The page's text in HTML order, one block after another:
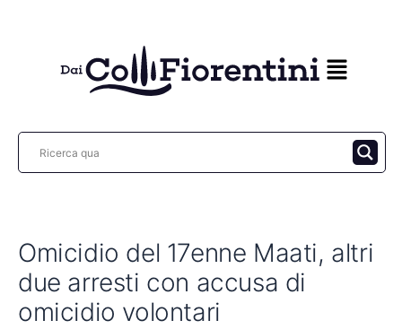
Omicidio del 17enne Maati, altri
due arresti con accusa di
omicidio volontari